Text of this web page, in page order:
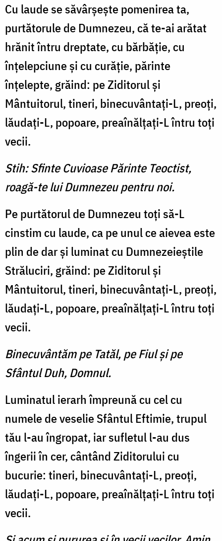
Cu laude se săvârşeşte pomenirea ta,
purtătorule de Dumnezeu, că te-ai arătat
hrănit întru dreptate, cu bărbăţie, cu
înţelepciune şi cu curăţie, părinte
înţelepte, grăind: pe Ziditorul şi
Mântuitorul, tineri, binecuvântaţi-L, preoţi,
lăudaţi-L, popoare, preaînălţaţi-L întru toţi
vecii.
Stih: Sfinte Cuvioase Părinte Teoctist,
roagă-te lui Dumnezeu pentru noi.
Pe purtătorul de Dumnezeu toţi să-L
cinstim cu laude, ca pe unul ce aievea este
plin de dar şi luminat cu Dumnezeieştile
Străluciri, grăind: pe Ziditorul şi
Mântuitorul, tineri, binecuvântaţi-L, preoţi,
lăudaţi-L, popoare, preaînălţaţi-L întru toţi
vecii.
Binecuvântăm pe Tatăl, pe Fiul şi pe
Sfântul Duh, Domnul.
Luminatul ierarh împreună cu cel cu
numele de veselie Sfântul Eftimie, trupul
tău l-au îngropat, iar sufletul l-au dus
îngerii în cer, cântând Ziditorului cu
bucurie: tineri, binecuvântaţi-L, preoţi,
lăudaţi-L, popoare, preaînălţaţi-L întru toţi
vecii.